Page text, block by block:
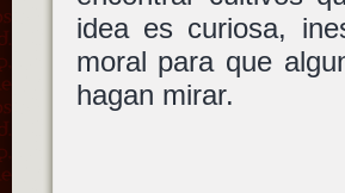
idea es curiosa,
moral para que
hagan mirar.